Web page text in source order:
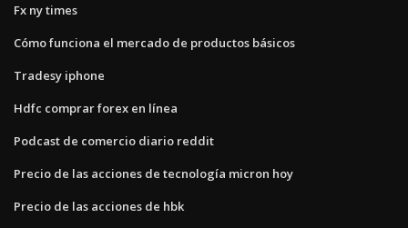
Fx ny times
Cómo funciona el mercado de productos básicos
Tradesy iphone
Hdfc comprar forex en línea
Podcast de comercio diario reddit
Precio de las acciones de tecnología micron hoy
Precio de las acciones de hbk